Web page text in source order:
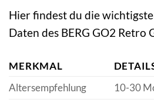
Hier findest du die
Daten des BERG GO2 Retro
MERKMAL
Altersempfehlung
10-30